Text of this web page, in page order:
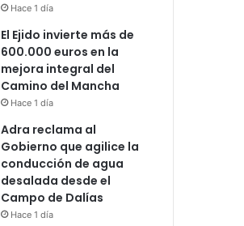
Hace 1 día
El Ejido invierte más de
600.000 euros en la
mejora integral del
Camino del Mancha
Hace 1 día
Adra reclama al
Gobierno que agilice la
conducción de agua
desalada desde el
Campo de Dalías
Hace 1 día